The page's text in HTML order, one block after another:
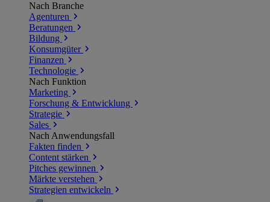
Nach Branche
Agenturen
Beratungen
Bildung
Konsumgüter
Finanzen
Technologie
Nach Funktion
Marketing
Forschung & Entwicklung
Strategie
Sales
Nach Anwendungsfall
Fakten finden
Content stärken
Pitches gewinnen
Märkte verstehen
Strategien entwickeln